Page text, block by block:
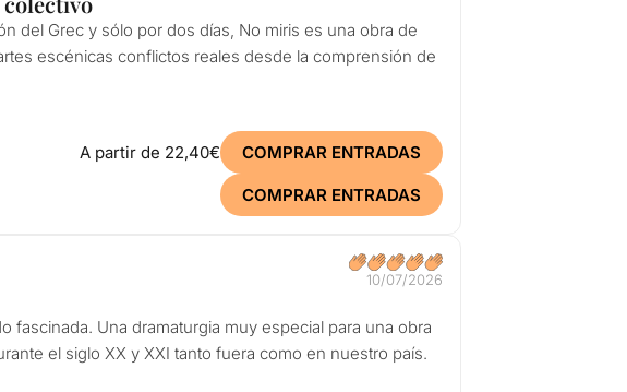
del Grec y sólo por dos días, No miris es una obra de
escénicas conflictos reales desde la comprensión de
A partir de 22,40€ COMPRAR ENTRADAS
COMPRAR ENTRADAS
10/07/2026
fascinada. Una dramaturgia muy especial para una obra
el siglo XX y XXI tanto fuera como en nuestro país.